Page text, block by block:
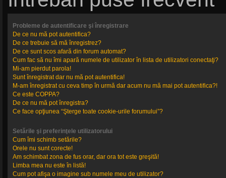
Probleme de autentificare şi înregistrare
De ce nu mă pot autentifica?
De ce trebuie să mă înregistrez?
De ce sunt scos afară din forum automat?
Cum fac să nu îmi apară numele de utilizator în lista de utilizatori conectaţi?
Mi-am pierdut parola!
Sunt înregistrat dar nu mă pot autentifica!
M-am înregistrat cu ceva timp în urmă dar acum nu mă mai pot autentifica?!
Ce este COPPA?
De ce nu mă pot înregistra?
Ce face opţiunea “Şterge toate cookie-urile forumului”?
Setările şi preferinţele utilizatorului
Cum îmi schimb setările?
Orele nu sunt corecte!
Am schimbat zona de fus orar, dar ora tot este greşită!
Limba mea nu este în listă!
Cum pot afişa o imagine sub numele meu de utilizator?